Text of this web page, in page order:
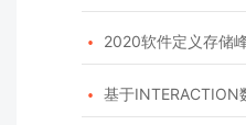
 2020软件定义存储
 基于INTERACTION数据